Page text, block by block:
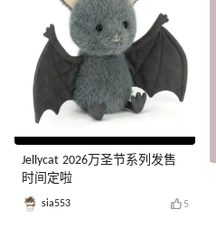
Jellycat 2026万圣节系列发售
时间定啦
sia553 5